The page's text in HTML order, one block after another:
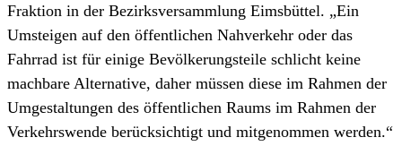
Fraktion in der Bezirksversammlung Eimsbüttel. „Ein
Umsteigen auf den öffentlichen Nahverkehr oder das
Fahrrad ist für einige Bevölkerungsteile schlicht keine
machbare Alternative, daher müssen diese im Rahmen der
Umgestaltungen des öffentlichen Raums im Rahmen der
Verkehrswende berücksichtigt und mitgenommen werden.“